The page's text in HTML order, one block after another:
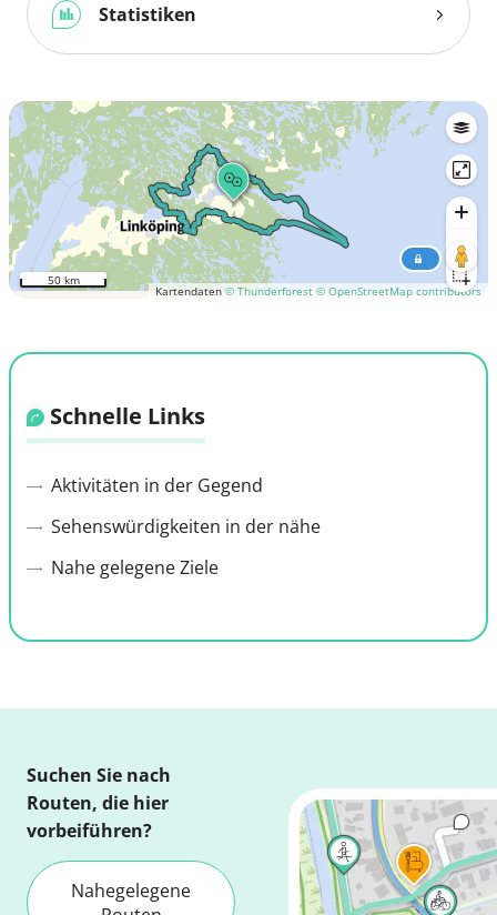
Statistiken
Kartendaten © Thunderforest © OpenStreetMap contributors
50 km
Schnelle Links
Aktivitäten in der Gegend
Sehenswürdigkeiten in der nähe
Nahe gelegene Ziele
Suchen Sie nach
Routen, die hier
vorbeiführen?
Nahegelegene